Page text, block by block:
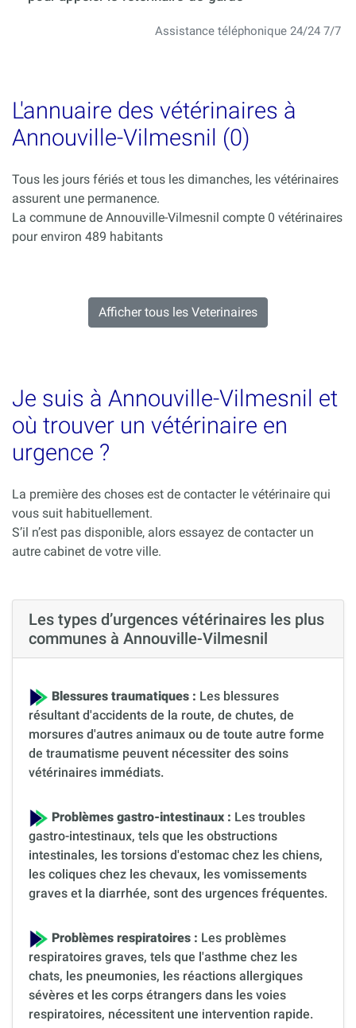
Assistance téléphonique 24/24 7/7
L'annuaire des vétérinaires à
Annouville-Vilmesnil (0)
Tous les jours fériés et tous les dimanches, les vétérinaires
assurent une permanence.
La commune de Annouville-Vilmesnil compte 0 vétérinaires
pour environ 489 habitants
Afficher tous les Veterinaires
Je suis à Annouville-Vilmesnil et
où trouver un vétérinaire en
urgence ?
La première des choses est de contacter le vétérinaire qui
vous suit habituellement.
S’il n’est pas disponible, alors essayez de contacter un
autre cabinet de votre ville.
Les types d’urgences vétérinaires les plus
communes à Annouville-Vilmesnil
Blessures traumatiques : Les blessures
résultant d'accidents de la route, de chutes, de
morsures d'autres animaux ou de toute autre forme
de traumatisme peuvent nécessiter des soins
vétérinaires immédiats.
Problèmes gastro-intestinaux : Les troubles
gastro-intestinaux, tels que les obstructions
intestinales, les torsions d'estomac chez les chiens,
les coliques chez les chevaux, les vomissements
graves et la diarrhée, sont des urgences fréquentes.
Problèmes respiratoires : Les problèmes
respiratoires graves, tels que l'asthme chez les
chats, les pneumonies, les réactions allergiques
sévères et les corps étrangers dans les voies
respiratoires, nécessitent une intervention rapide.